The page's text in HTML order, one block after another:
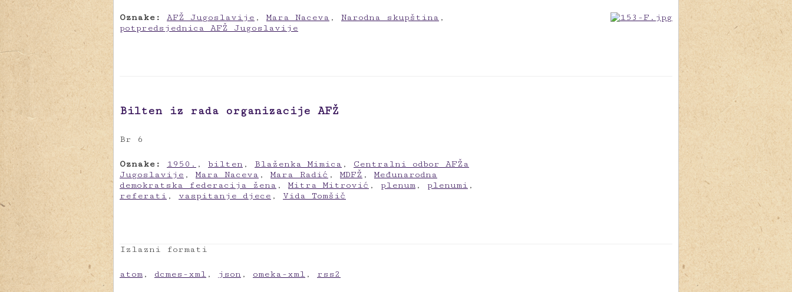
Oznake: AFŽ Jugoslavije ,Mara Naceva , Narodna skupština ,
potpredsjednica AFŽ Jugoslavije
Bilten iz rada organizacije AFŽ
Br 6
Oznake: 1950. , bilten , Blaženka Mimica , Centralni odbor AFŽa
Jugoslavije ,Mara Naceva ,Mara Radić ,MDFŽ ,Međunarodna
demokratska federacija žena ,Mitra Mitrović , plenum , plenumi ,
referati , vaspitanje djece , Vida Tomšič
Izlazni formati
atom , dcmes-xml , json , omeka-xml , rss2